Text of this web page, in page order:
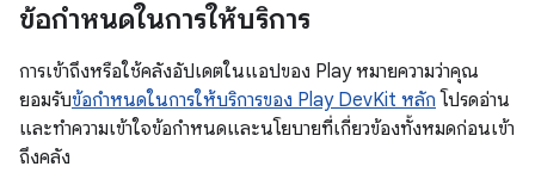
ข้อกำหนดในการให้บริการ
การเข้าถึงหรือใช้คลังอัปเดตในแอปของ Play หมายความว่าคุณ
ยอมรับข้อกำหนดในการให้บริการของ Play DevKit หลัก โปรดอ่าน
และทำความเข้าใจข้อกำหนดและนโยบายที่เกี่ยวข้องทั้งหมดก่อนเข้า
ถึงคลัง